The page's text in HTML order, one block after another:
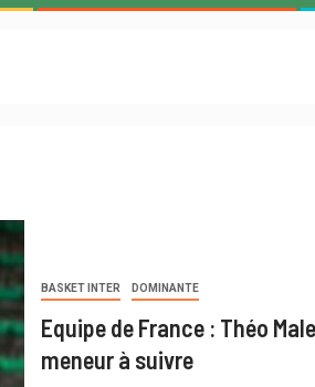
BASKET INTER DOMINANTE
Equipe de France : Théo
meneur à suivre